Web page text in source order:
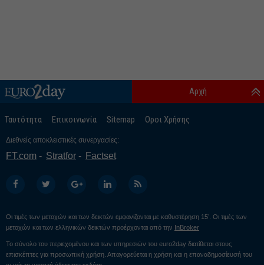
Ταυτότητα Επικοινωνία Sitemap Οροι Χρήσης
Αρχή
Διεθνείς αποκλειστικές συνεργασίες:
FT.com Stratfor Factset
Οι τιμές των μετοχών και των δεικτών εμφανίζονται με καθυστέρηση 15’. Οι τιμές των
μετοχών και των ελληνικών δεικτών προέρχονται από την InBroker
Το σύνολο του περιεχομένου και των υπηρεσιών του euro2day διατίθεται στους
επισκέπτες για προσωπική χρήση. Απαγορεύεται η χρήση και η επαναδημοσίευσή του